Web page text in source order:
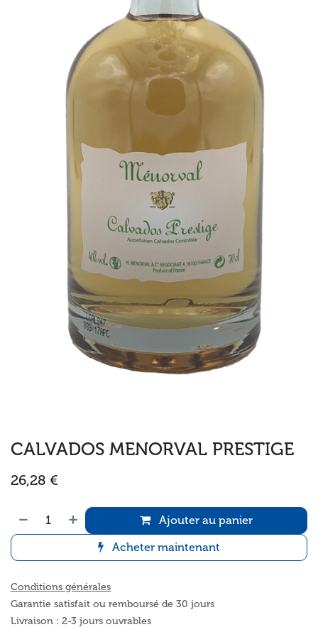
CALVADOS MENORVAL PRESTIGE
26,28 €
Ajouter au panier
Acheter maintenant
Conditions générales
Garantie satisfait ou remboursé de 30 jours
Livraison : 2-3 jours ouvrables